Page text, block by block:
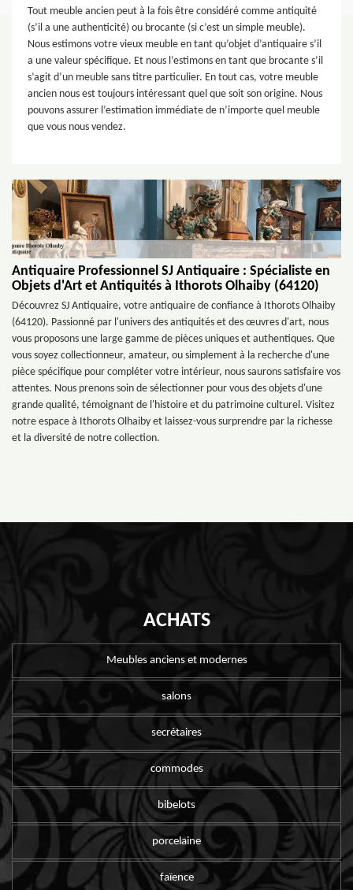
Tout meuble ancien peut à la fois être considéré comme antiquité
(s’il a une authenticité) ou brocante (si c’est un simple meuble).
Nous estimons votre vieux meuble en tant qu’objet d’antiquaire s’il
a une valeur spécifique. Et nous l’estimons en tant que brocante s’il
s’agit d’un meuble sans titre particulier. En tout cas, votre meuble
ancien nous est toujours intéressant quel que soit son origine. Nous
pouvons assurer l’estimation immédiate de n’importe quel meuble
que vous nous vendez.
Antiquaire Professionnel SJ Antiquaire : Spécialiste en
Objets d'Art et Antiquités à Ithorots Olhaiby (64120)
Découvrez SJ Antiquaire, votre antiquaire de confiance à Ithorots Olhaiby
(64120). Passionné par l'univers des antiquités et des œuvres d'art, nous
vous proposons une large gamme de pièces uniques et authentiques. Que
vous soyez collectionneur, amateur, ou simplement à la recherche d'une
pièce spécifique pour compléter votre intérieur, nous saurons satisfaire vos
attentes. Nous prenons soin de sélectionner pour vous des objets d'une
grande qualité, témoignant de l'histoire et du patrimoine culturel. Visitez
notre espace à Ithorots Olhaiby et laissez-vous surprendre par la richesse
et la diversité de notre collection.
ACHATS
Meubles anciens et modernes
salons
secrétaires
commodes
bibelots
porcelaine
faïence